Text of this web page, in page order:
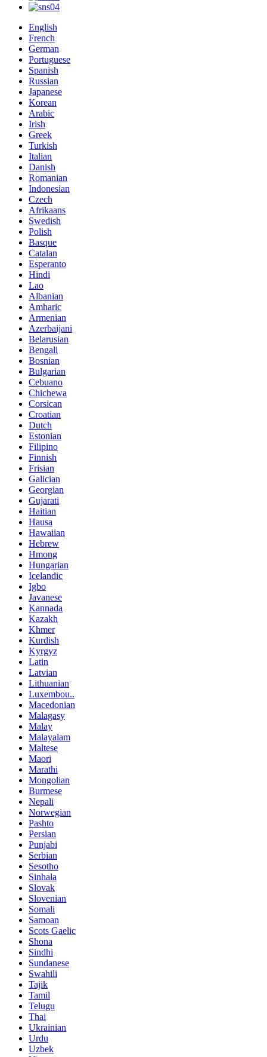
English
French
German
Portuguese
Spanish
Russian
Japanese
Korean
Arabic
Irish
Greek
Turkish
Italian
Danish
Romanian
Indonesian
Czech
Afrikaans
Swedish
Polish
Basque
Catalan
Esperanto
Hindi
Lao
Albanian
Amharic
Armenian
Azerbaijani
Belarusian
Bengali
Bosnian
Bulgarian
Cebuano
Chichewa
Corsican
Croatian
Dutch
Estonian
Filipino
Finnish
Frisian
Galician
Georgian
Gujarati
Haitian
Hausa
Hawaiian
Hebrew
Hmong
Hungarian
Icelandic
Igbo
Javanese
Kannada
Kazakh
Khmer
Kurdish
Kyrgyz
Latin
Latvian
Lithuanian
Luxembou..
Macedonian
Malagasy
Malay
Malayalam
Maltese
Maori
Marathi
Mongolian
Burmese
Nepali
Norwegian
Pashto
Persian
Punjabi
Serbian
Sesotho
Sinhala
Slovak
Slovenian
Somali
Samoan
Scots Gaelic
Shona
Sindhi
Sundanese
Swahili
Tajik
Tamil
Telugu
Thai
Ukrainian
Urdu
Uzbek